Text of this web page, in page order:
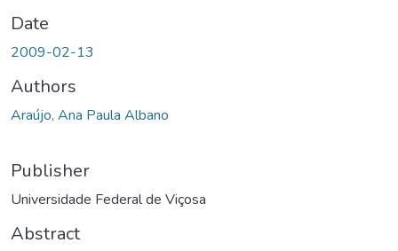
Date
2009-02-13
Authors
Araújo, Ana Paula Albano
Publisher
Universidade Federal de Viçosa
Abstract